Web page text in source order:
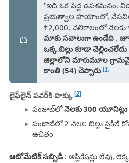
"ఇది ఒక పెద్ద ఉపశమనం.
ప్రభుత్వాల హయాంలో,
₹2,000, చలికాలంలో నెలకు
మాకు సవాలుగా ఉండేది.
ఒక్క బిల్లు కూడా చెల్లించలేదు
జిల్లాలోని మారుమూల
కాంతి (54) చెప్పారు [1]
లైఫ్‌లైన్ పవర్‌కి హక్కు [2]
పంజాబ్‌లోనెలకు 300
పంజాబ్‌లో 2 నెలల బిల్లు సైకిల్
ఉచితం
ఆటోమేటిక్ సబ్సిడీ: అప్లికేషన్లు లేవు,